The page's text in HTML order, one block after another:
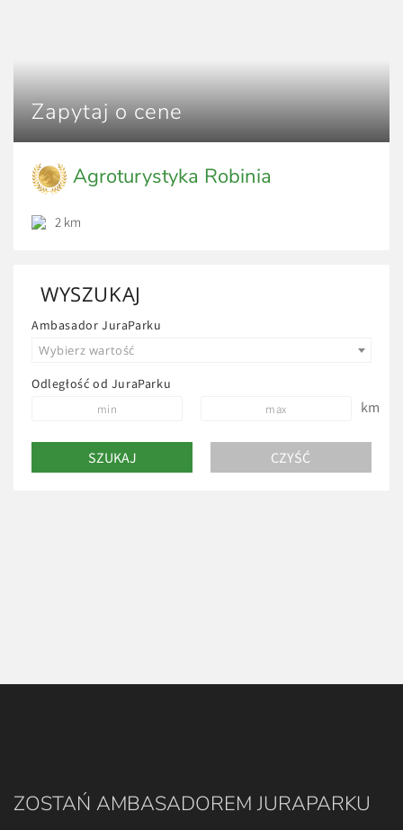
Zapytaj o cene
Agroturystyka Robinia
2 km
WYSZUKAJ
Ambasador JuraParku
Wybierz wartość
Odległość od JuraParku
km
ZOSTAŃ AMBASADOREM JURAPARKU